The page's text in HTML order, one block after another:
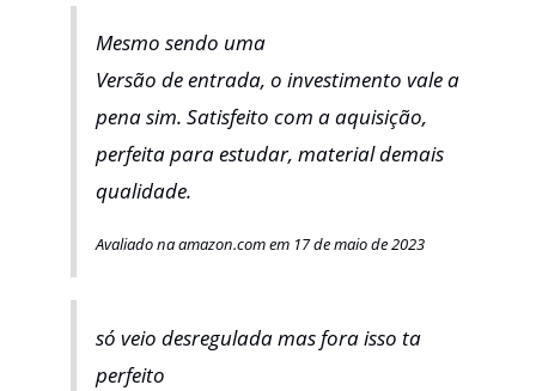
Mesmo sendo uma
Versão de entrada, o investimento vale a
pena sim. Satisfeito com a aquisição,
perfeita para estudar, material demais
qualidade.
Avaliado na amazon.com em 17 de maio de 2023
só veio desregulada mas fora isso ta
perfeito